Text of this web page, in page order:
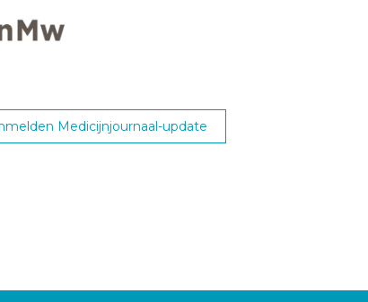
Medicijnjournaal-update